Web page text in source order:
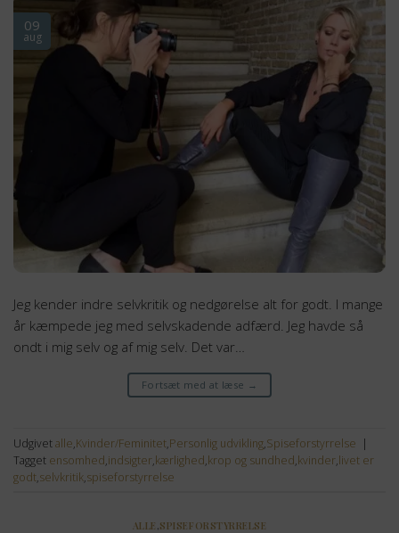
09
aug
Jeg kender indre selvkritik og nedgørelse alt for godt. I mange
år kæmpede jeg med selvskadende adfærd. Jeg havde så
ondt i mig selv og af mig selv. Det var…
Fortsæt med at læse →
Udgivetalle,Kvinder/Feminitet,Personlig udvikling,Spiseforstyrrelse |
Tagget ensomhed,indsigter,kærlighed,krop og sundhed,kvinder,livet er
godt,selvkritik,spiseforstyrrelse
ALLE ,SPISEFORSTYRRELSE